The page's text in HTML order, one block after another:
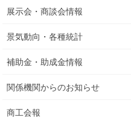
展示会・商談会情報
景気動向・各種統計
補助金・助成金情報
関係機関からのお知らせ
商工会報